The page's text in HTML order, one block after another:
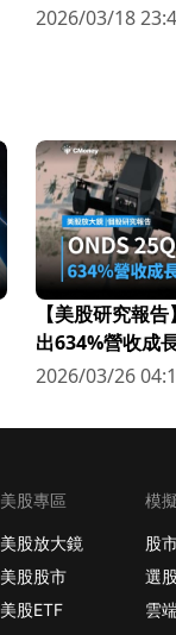
2026/03/18
【美股研究報
出634%營收成
科技新星
2026/03/26
美股專區
美股放大鏡
美股股市
美股ETF
模
股
選
雲